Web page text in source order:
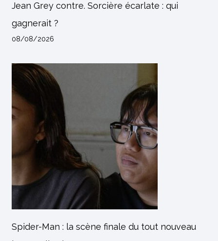
Jean Grey contre. Sorcière écarlate : qui
gagnerait ?
08/08/2026
Spider-Man : la scène finale du tout nouveau